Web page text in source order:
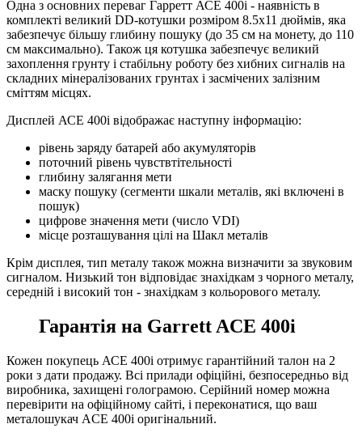
Одна з основних переваг Гарретт АСЕ 400і - наявність в
комплекті великий DD-котушки розміром 8.5х11 дюймів, яка
забезпечує більшу глибину пошуку (до 35 см на монету, до 110
см максимально). Також ця котушка забезпечує великий
захоплення грунту і стабільну роботу без хибних сигналів на
складних мінералізованих грунтах і засмічених залізним
сміттям місцях.
Дисплей АСЕ 400і відображає наступну інформацію:
рівень заряду батарей або акумуляторів
поточний рівень чувствтітельності
глибину залягання мети
маску пошуку (сегменти шкали металів, які включені в
пошук)
цифрове значення мети (число VDI)
місце розташування цілі на Шакл металів
Крім дисплея, тип металу також можна визначити за звуковим
сигналом. Низький тон відповідає знахідкам з чорного металу,
середній і високий тон - знахідкам з кольорового металу.
Гарантія на Garrett ACE 400i
Кожен покупець АСЕ 400і отримує гарантійний талон на 2
роки з дати продажу. Всі прилади офіційні, безпосередньо від
виробника, захищені голограмою. Серійний номер можна
перевірити на офіційному сайті, і переконатися, що ваш
металошукач ACE 400i оригінальний.